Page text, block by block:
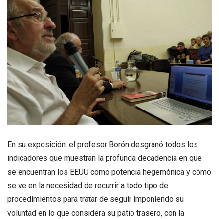
En su exposición, el profesor Borón desgranó todos los
indicadores que muestran la profunda decadencia en que
se encuentran los EEUU como potencia hegemónica y cómo
se ve en la necesidad de recurrir a todo tipo de
procedimientos para tratar de seguir imponiendo su
voluntad en lo que considera su patio trasero, con la